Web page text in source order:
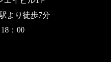
より徒歩7分
：00